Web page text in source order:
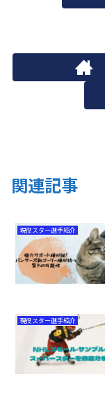
関連記事
現役スター選手紹介
現役スター選手紹介